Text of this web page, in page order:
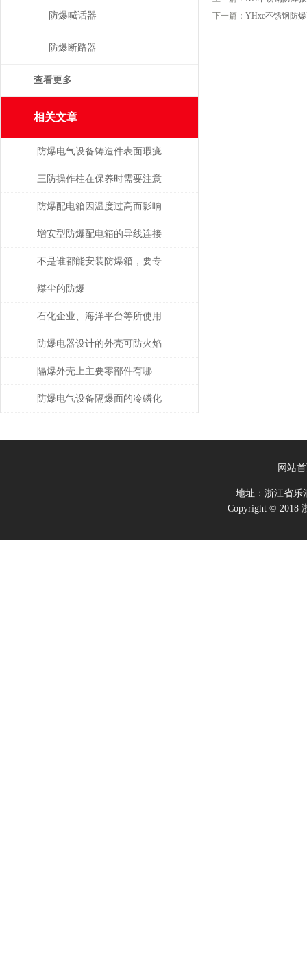
下一篇： YHxe不锈钢防
防爆喊话器
防爆断路器
查看更多
相关文章
防爆电气设备铸造件表面瑕疵
修复
三防操作柱在保养时需要注意
的事项
防爆配电箱因温度过高而影响
使用寿命
增安型防爆配电箱的导线连接
不是谁都能安装防爆箱，要专
业人士才行
煤尘的防爆
石化企业、海洋平台等所使用
的防爆电气设备注意事项
防爆电器设计的外壳可防火焰
隔爆外壳上主要零部件有哪
些？分别有什么要求？
防爆电气设备隔爆面的冷磷化
网站
地址：浙江省
Copyright © 2018